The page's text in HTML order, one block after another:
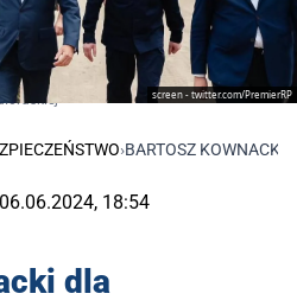
screen - twitter.com/PremierRP
›BARTOSZ KOWNACKI
06.06.2024, 18:54
dla